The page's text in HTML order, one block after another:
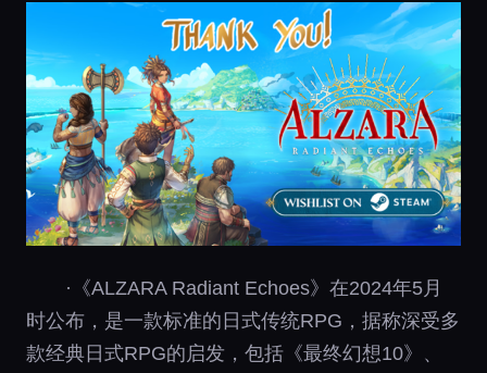
·《ALZARA Radiant Echoes》在2024年5月
时公布，是一款标准的日式传统RPG，据称深受多
款经典日式RPG的启发，包括《最终幻想10》、